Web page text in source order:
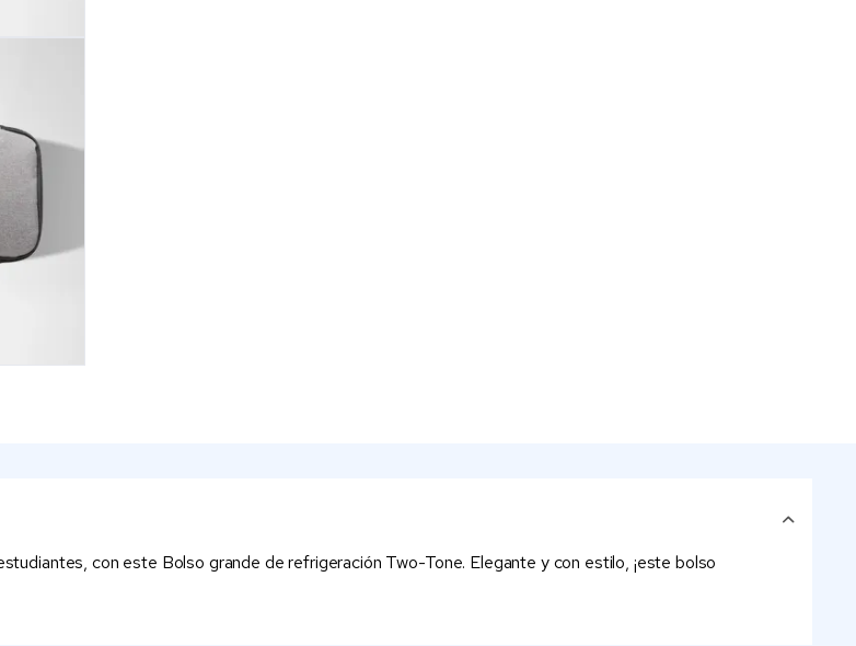
con este Bolso grande de refrigeración Two-Tone. Elegante y con estilo, ¡este bolso